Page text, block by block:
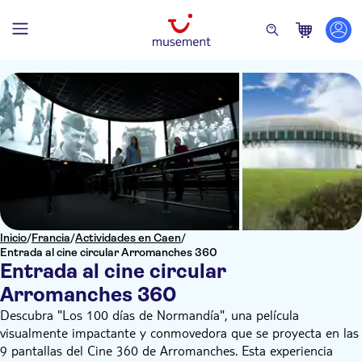
Inicio/Francia/Actividades en Caen/
Entrada al cine circular Arromanches 360
Entrada al cine circular
Arromanches 360
Descubra "Los 100 días de Normandía", una película
visualmente impactante y conmovedora que se proyecta en las
9 pantallas del Cine 360 de Arromanches. Esta experiencia